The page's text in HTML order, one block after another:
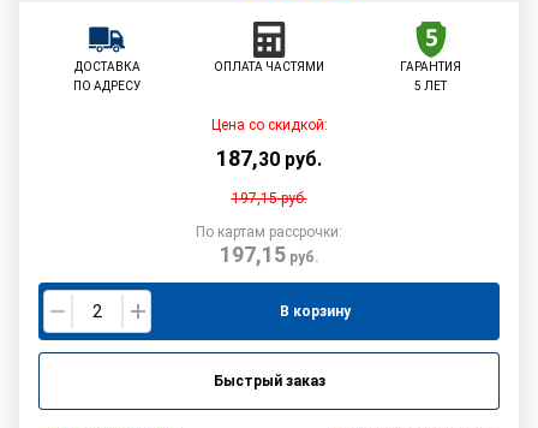
ДОСТАВКА
ПО АДРЕСУ
ОПЛАТА ЧАСТЯМИ
ГАРАНТИЯ
5 ЛЕТ
Цена со скидкой:
187,30 руб.
197,15руб.
По картам рассрочки:
197,15руб.
В корзину
Быстрый заказ